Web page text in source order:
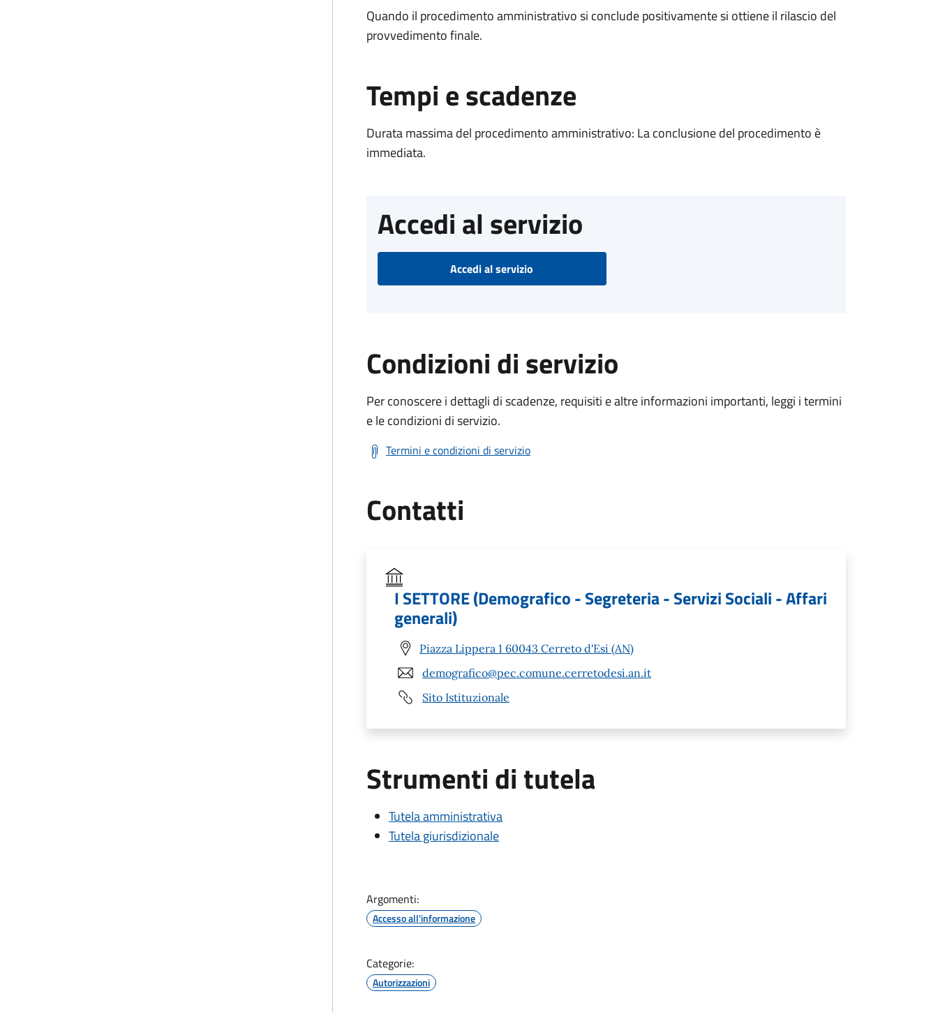
Quando il procedimento amministrativo si conclude positivamente si ottiene il rilascio del
provvedimento finale.
Tempi e scadenze
Durata massima del procedimento amministrativo: La conclusione del procedimento è
immediata.
Accedi al servizio
Accedi al servizio
Condizioni di servizio
Per conoscere i dettagli di scadenze, requisiti e altre informazioni importanti, leggi i termini
e le condizioni di servizio.
Termini e condizioni di servizio
Contatti
I SETTORE (Demografico - Segreteria - Servizi Sociali - Affari
generali)
Piazza Lippera 1 60043 Cerreto d'Esi (AN)
demografico@pec.comune.cerretodesi.an.it
Sito Istituzionale
Strumenti di tutela
Tutela amministrativa
Tutela giurisdizionale
Argomenti:
Accesso all'informazione
Categorie:
Autorizzazioni